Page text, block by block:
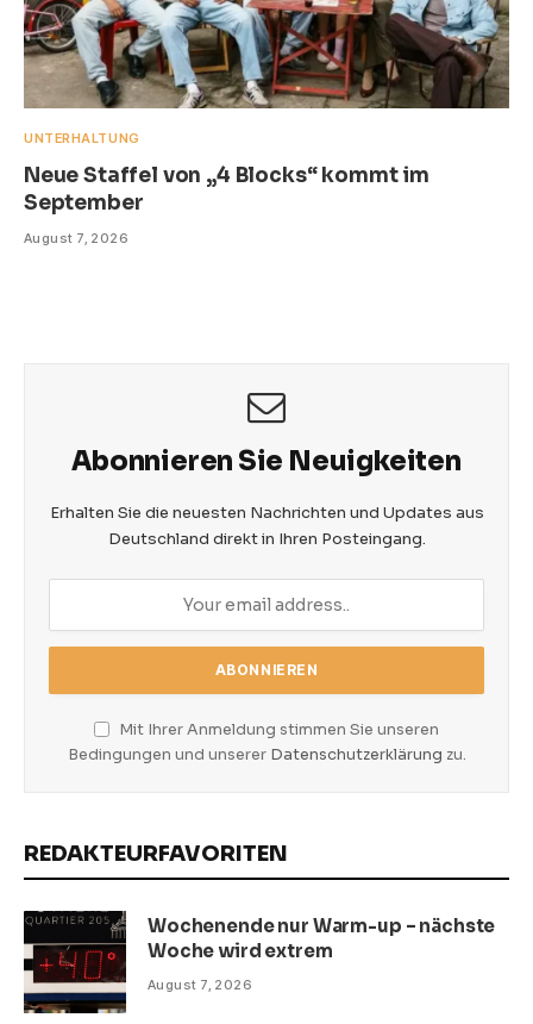
UNTERHALTUNG
Neue Staffel von „4 Blocks“ kommt im
September
August 7, 2026
Abonnieren Sie Neuigkeiten
Erhalten Sie die neuesten Nachrichten und Updates aus
Deutschland direkt in Ihren Posteingang.
Mit Ihrer Anmeldung stimmen Sie unseren
Bedingungen und unserer Datenschutzerklärung zu.
REDAKTEURFAVORITEN
Wochenende nur Warm-up – nächste
Woche wird extrem
August 7, 2026